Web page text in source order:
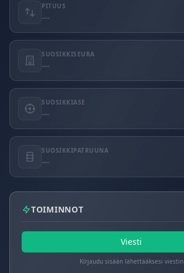
PITUUS
—
SUOSIKKISEURA
—
SUOSIKKIASE
—
SUOSIKKIPATRUUNA
—
TOIMINNOT
Viesti
Kirjaudu sisään lähettääksesi viestin